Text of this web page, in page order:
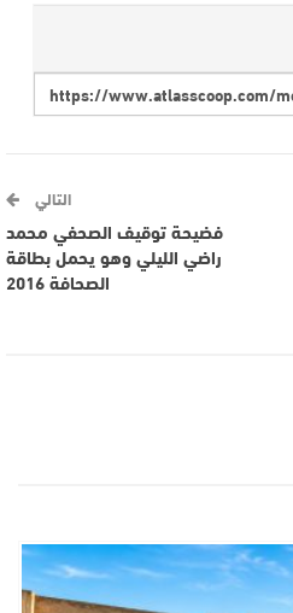
التالي
فضيحة توقيف الصحفي محمد
راضي الليلي وهو يحمل بطاقة
الصحافة 2016